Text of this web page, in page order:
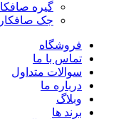
گیره
جک
فروشگاه
تماس با ما
سوالات متداول
درباره ما
وبلاگ
برند ها